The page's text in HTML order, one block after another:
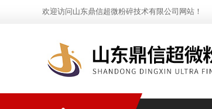
欢迎访问山东鼎信超微粉碎技术有限公司网站！